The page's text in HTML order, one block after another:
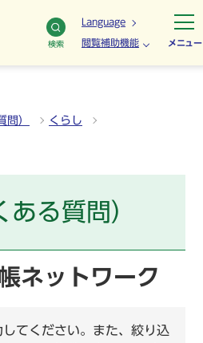
検索
Language
閲覧補助機能 メニュー
問） くらし
る質問）
ネットワーク
てください。また、絞り込